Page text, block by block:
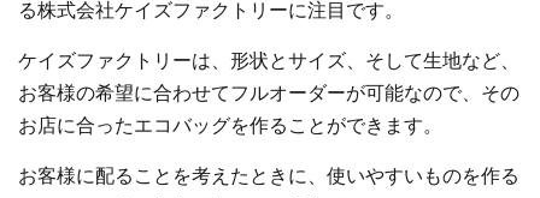
る株式会社ケイズファクトリーに注目です。
ケイズファクトリーは、形状とサイズ、そして生地など、
お客様の希望に合わせてフルオーダーが可能なので、その
お店に合ったエコバッグを作ることができます。
お客様に配ることを考えたときに、使いやすいものを作る